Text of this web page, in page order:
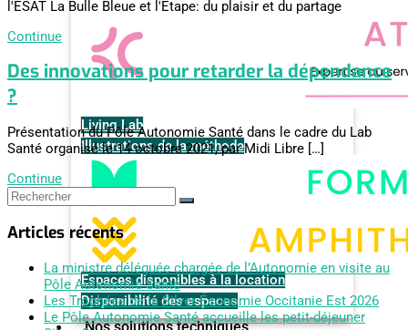
Living Lab
Illustrations de la méthode
Espaces disponibles à la location
Disponibilité des espaces
Nos solutions techniques
l'ESAT La Bulle Bleue et l'Etape: du plaisir et du partage
Continue
Des innovations pour retarder la dépendance
?
Présentation du Pôle Autonomie Santé dans le cadre du Lab
Santé organisé le 14 octobre 2021, par Midi Libre […]
Continue
Articles récents
La ministre déléguée chargée de l’Autonomie en visite au
Pôle Autonomie Santé
Les Trophées de la Silver Économie Occitanie Est 2026
Le Pôle Autonomie Santé accueille les petit-déjeuner